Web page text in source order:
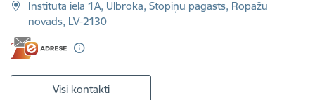
Institūta iela 1A, Ulbroka, Stopiņu pagasts, Ropažu
novads, LV-2130
Visi kontakti